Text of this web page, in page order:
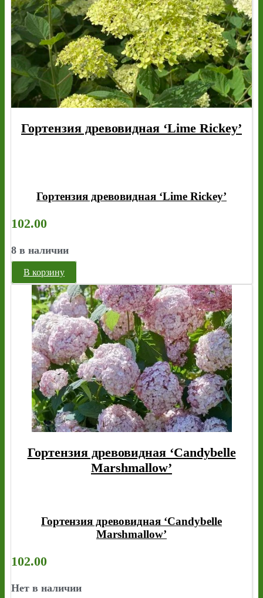
Гортензия древовидная ‘Lime Rickey’
Гортензия древовидная ‘Lime Rickey’
102.00
8 в наличии
В корзину
Гортензия древовидная ‘Candybelle
Marshmallow’
Гортензия древовидная ‘Candybelle
Marshmallow’
102.00
Нет в наличии